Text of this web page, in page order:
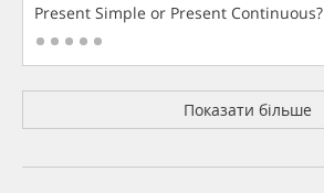
Present Simple or Present Continuous?
Показати більше